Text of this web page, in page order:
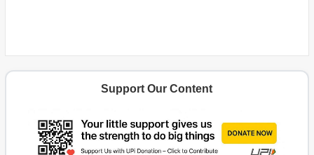
Support Our Content